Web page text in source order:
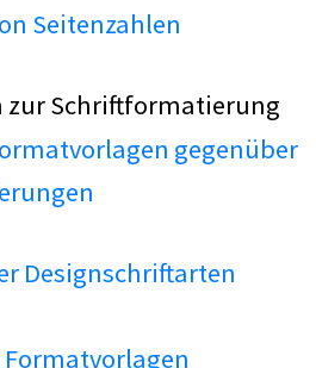
Seitenzahlen
zur Schriftformatierung
gegenüber
Designschriftarten
Formatvorlagen